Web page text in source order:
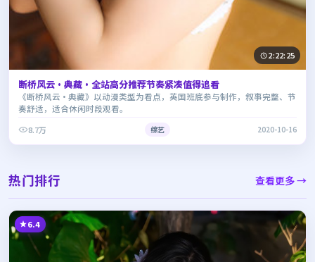
2:22:25
断桥风云·典藏·全站高分推荐节奏紧凑值得追看
《断桥风云·典藏》以动漫类型为看点，英国班底参与制作，叙事完整、节
奏舒适，适合休闲时段观看。
8.7万
综艺 2020-10-16
热门排行 查看更多 →
6.4